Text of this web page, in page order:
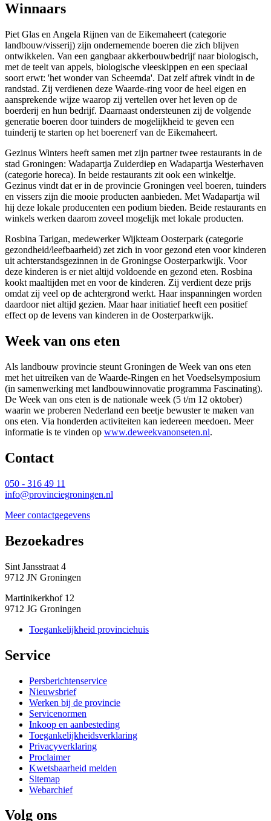
Winnaars
Piet Glas en Angela Rijnen van de Eikemaheert (categorie
landbouw/visserij) zijn ondernemende boeren die zich blijven
ontwikkelen. Van een gangbaar akkerbouwbedrijf naar biologisch,
met de teelt van appels, biologische vleeskippen en een speciaal
soort erwt: 'het wonder van Scheemda'. Dat zelf aftrek vindt in de
randstad. Zij verdienen deze Waarde-ring voor de heel eigen en
aansprekende wijze waarop zij vertellen over het leven op de
boerderij en hun bedrijf. Daarnaast ondersteunen zij de volgende
generatie boeren door tuinders de mogelijkheid te geven een
tuinderij te starten op het boerenerf van de Eikemaheert.
Gezinus Winters heeft samen met zijn partner twee restaurants in de
stad Groningen: Wadapartja Zuiderdiep en Wadapartja Westerhaven
(categorie horeca). In beide restaurants zit ook een winkeltje.
Gezinus vindt dat er in de provincie Groningen veel boeren, tuinders
en vissers zijn die mooie producten aanbieden. Met Wadapartja wil
hij deze lokale producenten een podium bieden. Beide restaurants en
winkels werken daarom zoveel mogelijk met lokale producten.
Rosbina Tarigan, medewerker Wijkteam Oosterpark (categorie
gezondheid/leefbaarheid) zet zich in voor gezond eten voor kinderen
uit achterstandsgezinnen in de Groningse Oosterparkwijk. Voor
deze kinderen is er niet altijd voldoende en gezond eten. Rosbina
kookt maaltijden met en voor de kinderen. Zij verdient deze prijs
omdat zij veel op de achtergrond werkt. Haar inspanningen worden
daardoor niet altijd gezien. Maar haar initiatief heeft een positief
effect op de levens van kinderen in de Oosterparkwijk.
Week van ons eten
Als landbouw provincie steunt Groningen de Week van ons eten
met het uitreiken van de Waarde-Ringen en het Voedselsymposium
(in samenwerking met landbouwinnovatie programma Fascinating).
De Week van ons eten is de nationale week (5 t/m 12 oktober)
waarin we proberen Nederland een beetje bewuster te maken van
ons eten. Via honderden activiteiten kan iedereen meedoen. Meer
informatie is te vinden op www.deweekvanonseten.nl.
Contact
050 - 316 49 11
info@provinciegroningen.nl
Meer contactgegevens
Bezoekadres
Sint Jansstraat 4
9712 JN Groningen
Martinikerkhof 12
9712 JG Groningen
Toegankelijkheid provinciehuis
Service
Persberichtenservice
Nieuwsbrief
Werken bij de provincie
Servicenormen
Inkoop en aanbesteding
Toegankelijkheidsverklaring
Privacyverklaring
Proclaimer
Kwetsbaarheid melden
Sitemap
Webarchief
Volg ons